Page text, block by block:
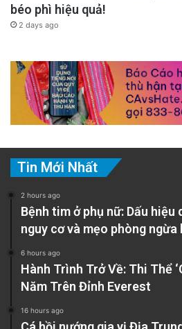
béo phì hiệu quả!
2 days ago
Tin Mới Nhất
2 hours ago
Bệnh tim ở phụ nữ: Dấu hiệu
nguy cơ và mẹo phòng ngừa
6 hours ago
Hành Trình Trở Về: Thi Thể
Năm Trên Đỉnh Everest
16 hours ago